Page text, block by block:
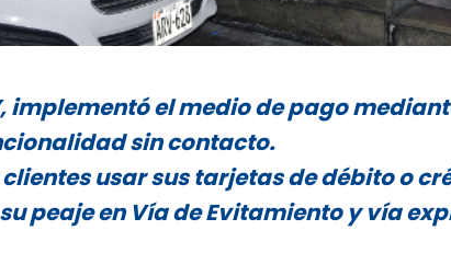
implementó el medio de pago
sin contacto.
usar sus tarjetas de débito o
peaje en Vía de Evitamiento y vía